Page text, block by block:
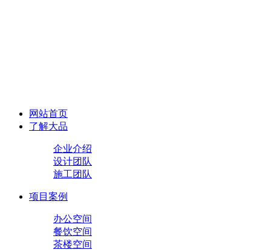
网站首页
了解大品
企业介绍
设计团队
施工团队
项目案例
办公空间
餐饮空间
茶楼空间